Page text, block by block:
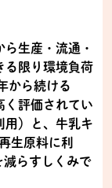
生産・流通・
る限り環境負荷
から続ける
く評価されてい
用）と、牛乳キ
生原料に利
減らすしくみで